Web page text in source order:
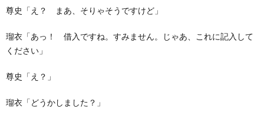
尊史「え？ まあ、そりゃそうですけど」
瑠衣「あっ！ 借入ですね。すみません。じゃあ、これに記入して
ください」
尊史「え？」
瑠衣「どうかしました？」